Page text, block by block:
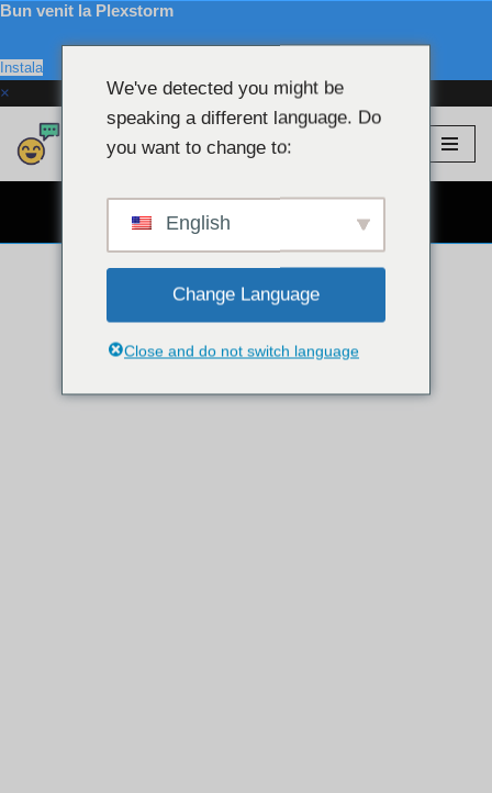
Bun venit la Plexstorm
Instala
×
Sari
Plexstorm 💖 Modele VIP
WEBCAM CHAT GRATUIT 👉
We've detected you might be
speaking a different language. Do
you want to change to:
English
Change Language
Close and do not switch language